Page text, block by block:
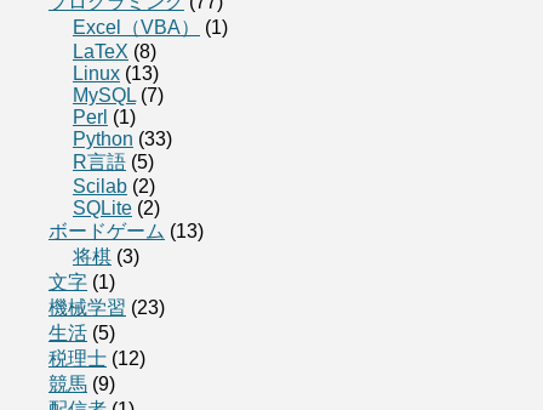
Excel（VBA）
(1)
LaTeX (8)
Linux (13)
MySQL (7)
Perl (1)
Python (33)
R言語 (5)
Scilab (2)
SQLite (2)
ボードゲーム (13)
将棋 (3)
文字 (1)
機械学習 (23)
生活 (5)
税理士 (12)
競馬 (9)